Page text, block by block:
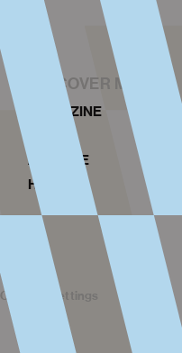
DISCOVER MORE
MAGAZINE
ARCHIVE
HISTORY
Cookies Settings